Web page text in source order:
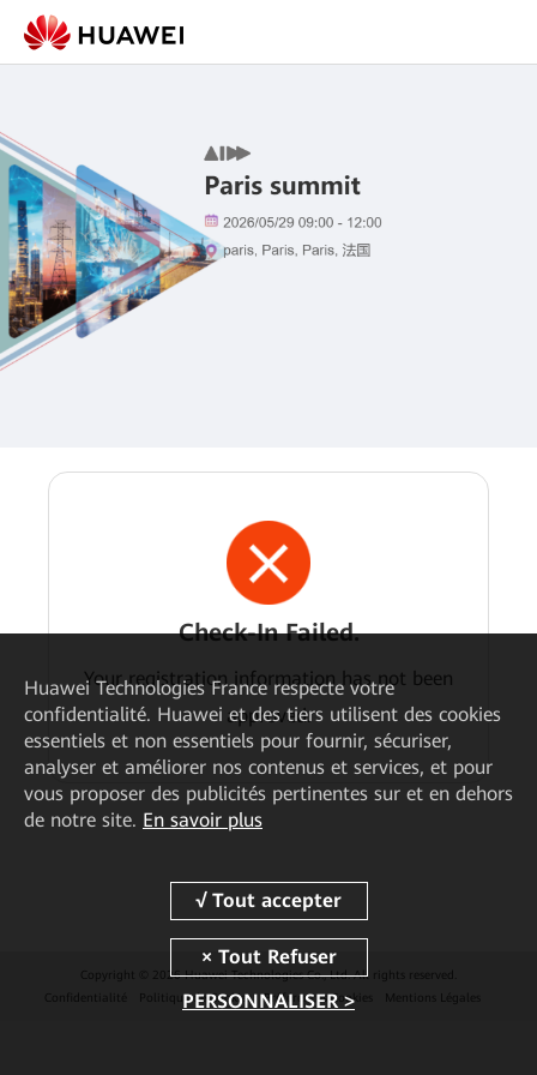
Check-In Failed.
Your registration information has not been
approved.
Copyright © 2026 Huawei Technologies Co., Ltd. All rights reserved.
Confidentialité
Politique de Cookies Préférences Cookies Mentions Légales
Huawei Technologies France respecte votre
confidentialité. Huawei et des tiers utilisent des cookies
essentiels et non essentiels pour fournir, sécuriser,
analyser et améliorer nos contenus et services, et pour
vous proposer des publicités pertinentes sur et en dehors
de notre site. En savoir plus
PERSONNALISER >